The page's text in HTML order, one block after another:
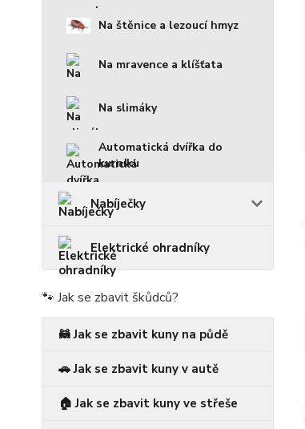
Na štěnice a lezoucí hmyz
Na mravence a klíšťata
Na slimáky
Automatická dvířka do
kurníku
Nabíječky
Elektrické ohradníky
🐾 Jak se zbavit škůdců?
🦝 Jak se zbavit kuny na půdě
🚗 Jak se zbavit kuny v autě
🏠 Jak se zbavit kuny ve střeše